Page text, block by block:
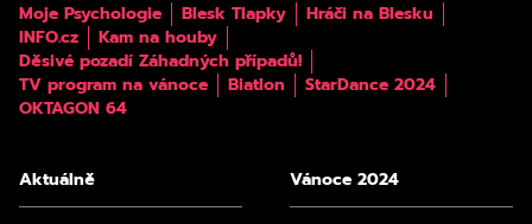
Moje Psychologie Blesk Tlapky
Hráči na Blesku
INFO.cz
Kam na houby
Děsivé pozadí Záhadných případů!
TV program na vánoce
Biatlon
StarDance 2024
OKTAGON 64
Aktuálně Vánoce 2024